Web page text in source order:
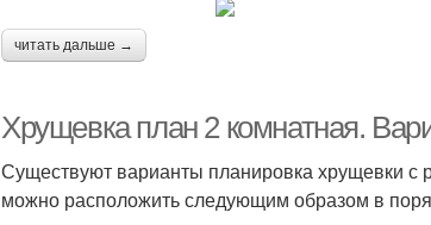
читать дальше →
Хрущевка план 2 комнатная.
Существуют варианты планировка хрущевки с
можно расположить следующим образом в